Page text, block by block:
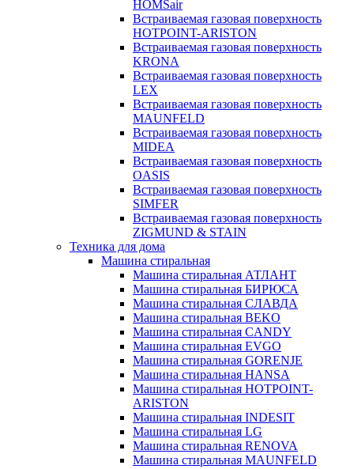
HOMSair
Встраиваемая газовая поверхность
HOTPOINT-ARISTON
Встраиваемая газовая поверхность
KRONA
Встраиваемая газовая поверхность
LEX
Встраиваемая газовая поверхность
MAUNFELD
Встраиваемая газовая поверхность
MIDEA
Встраиваемая газовая поверхность
OASIS
Встраиваемая газовая поверхность
SIMFER
Встраиваемая газовая поверхность
ZIGMUND & STAIN
Техника для дома
Машина стиральная
Машина стиральная АТЛАНТ
Машина стиральная БИРЮСА
Машина стиральная СЛАВДА
Машина стиральная BEKO
Машина стиральная CANDY
Машина стиральная EVGO
Машина стиральная GORENJE
Машина стиральная HANSA
Машина стиральная HOTPOINT-
ARISTON
Машина стиральная INDESIT
Машина стиральная LG
Машина стиральная RENOVA
Машина стиральная MAUNFELD